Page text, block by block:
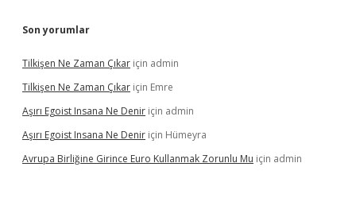
Son yorumlar
Tilkişen Ne Zaman Çıkar için admin
Tilkişen Ne Zaman Çıkar için Emre
Aşırı Egoist Insana Ne Denir için admin
Aşırı Egoist Insana Ne Denir için Hümeyra
Avrupa Birliğine Girince Euro Kullanmak Zorunlu Mu için admin